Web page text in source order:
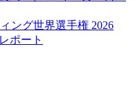
ング世界選手権 2026
ポート